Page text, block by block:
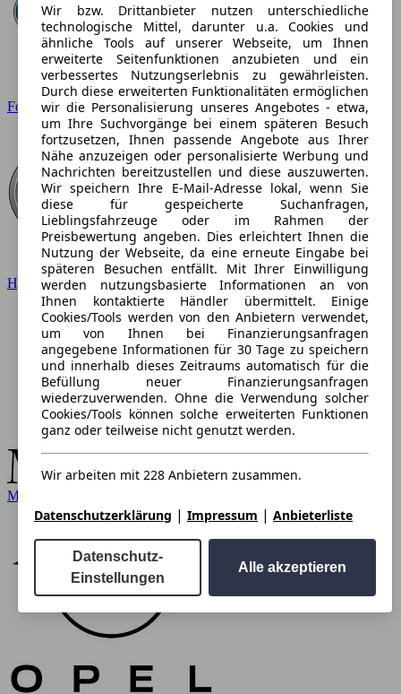
Ford
Hyundai
Mercedes-Benz
Wir bzw. Drittanbieter nutzen unterschiedliche
technologische Mittel, darunter u.a. Cookies und
ähnliche Tools auf unserer Webseite, um Ihnen
erweiterte Seitenfunktionen anzubieten und ein
verbessertes Nutzungserlebnis zu gewährleisten.
Durch diese erweiterten Funktionalitäten ermöglichen
wir die Personalisierung unseres Angebotes - etwa,
um Ihre Suchvorgänge bei einem späteren Besuch
fortzusetzen, Ihnen passende Angebote aus Ihrer
Nähe anzuzeigen oder personalisierte Werbung und
Nachrichten bereitzustellen und diese auszuwerten.
Wir speichern Ihre E-Mail-Adresse lokal, wenn Sie
diese für gespeicherte Suchanfragen,
Lieblingsfahrzeuge oder im Rahmen der
Preisbewertung angeben. Dies erleichtert Ihnen die
Nutzung der Webseite, da eine erneute Eingabe bei
späteren Besuchen entfällt. Mit Ihrer Einwilligung
werden nutzungsbasierte Informationen an von
Ihnen kontaktierte Händler übermittelt. Einige
Cookies/Tools werden von den Anbietern verwendet,
um von Ihnen bei Finanzierungsanfragen
angegebene Informationen für 30 Tage zu speichern
und innerhalb dieses Zeitraums automatisch für die
Befüllung neuer Finanzierungsanfragen
wiederzuverwenden. Ohne die Verwendung solcher
Cookies/Tools können solche erweiterten Funktionen
ganz oder teilweise nicht genutzt werden.
Wir arbeiten mit 228 Anbietern zusammen.
Datenschutzerklärung | Impressum | Anbieterliste
Datenschutz-
Einstellungen
Alle akzeptieren